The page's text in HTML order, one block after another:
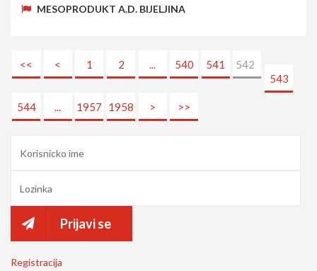
MESOPRODUKT A.D. BIJELJINA
<< < 1 2 ... 540 541
542
543
544 ... 1957 1958 > >>
Prijavi se
Registracija